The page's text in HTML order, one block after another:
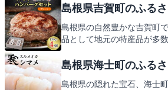
をお楽しみに。
島根県吉賀町のふる
島根県の自然豊かな吉賀町
品として地元の特産品が多
この記事では、そんな吉賀
島根県海士町のふる
島根県の隠れた宝石、海士